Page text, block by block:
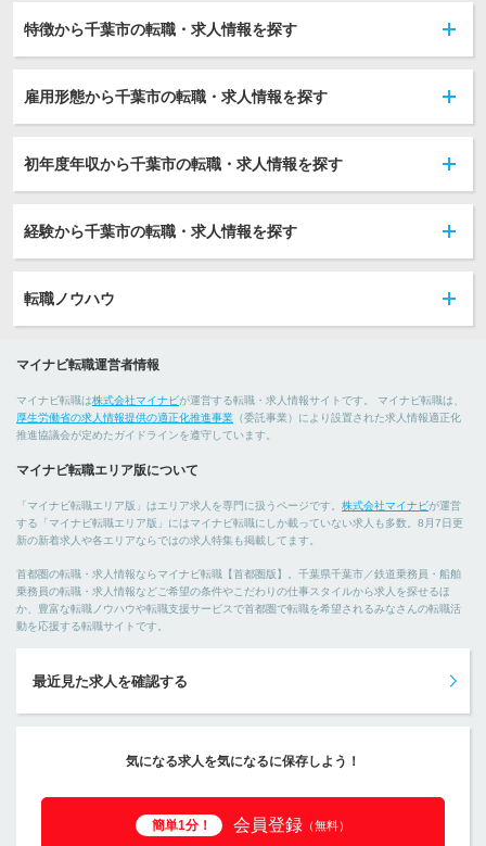
特徴から千葉市の転職・求人情報を探す
雇用形態から千葉市の転職・求人情報を探す
初年度年収から千葉市の転職・求人情報を探す
経験から千葉市の転職・求人情報を探す
転職ノウハウ
マイナビ転職運営者情報
マイナビ転職は株式会社マイナビが運営する転職・求人情報サイトです。 マイナビ転職は、
厚生労働省の求人情報提供の適正化推進事業 （委託事業）により設置された求人情報適正化
推進協議会が定めたガイドラインを遵守しています。
マイナビ転職エリア版について
「マイナビ転職エリア版」はエリア求人を専門に扱うページです。 株式会社マイナビが運営
する「マイナビ転職エリア版」にはマイナビ転職にしか載っていない求人も多数。8月7日更
新の新着求人や各エリアならではの求人特集も掲載してます。
首都圏の転職・求人情報ならマイナビ転職【首都圏版】。千葉県千葉市／鉄道乗務員・船舶
乗務員の転職・求人情報などご希望の条件やこだわりの仕事スタイルから求人を探せるほ
か、豊富な転職ノウハウや転職支援サービスで首都圏で転職を希望されるみなさんの転職活
動を応援する転職サイトです。
最近見た求人を確認する
気になる求人を気になるに保存しよう！
簡単1分！ 会員登録 （無料）